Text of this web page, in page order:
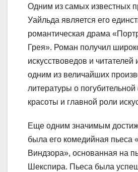
Одним из самых известных
Уайльда является его
романтическая драма
Грея». Роман получил
искусствоведов и читателей
одним из величайших
литературы о
красоты и главной роли
Еще одним значимым
была его комедийная пьеса
Виндзора», основанная на
Шекспира. Пьеса была